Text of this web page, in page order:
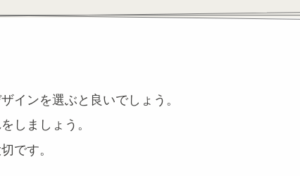
インを選ぶと良いでしょう。
しましょう。
です。